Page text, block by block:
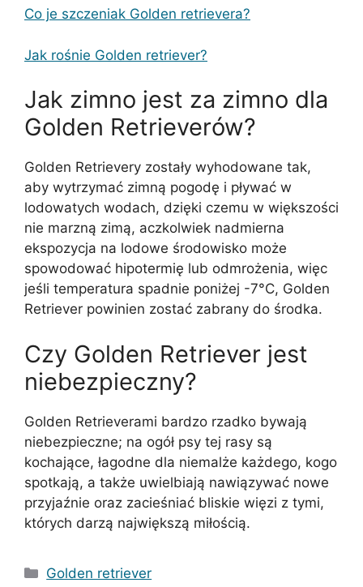
Co je szczeniak Golden retrievera?
Jak rośnie Golden retriever?
Jak zimno jest za zimno dla
Golden Retrieverów?
Golden Retrievery zostały wyhodowane tak,
aby wytrzymać zimną pogodę i pływać w
lodowatych wodach, dzięki czemu w większości
nie marzną zimą, aczkolwiek nadmierna
ekspozycja na lodowe środowisko może
spowodować hipotermię lub odmrożenia, więc
jeśli temperatura spadnie poniżej -7°C, Golden
Retriever powinien zostać zabrany do środka.
Czy Golden Retriever jest
niebezpieczny?
Golden Retrieverami bardzo rzadko bywają
niebezpieczne; na ogół psy tej rasy są
kochające, łagodne dla niemalże każdego, kogo
spotkają, a także uwielbiają nawiązywać nowe
przyjaźnie oraz zacieśniać bliskie więzi z tymi,
których darzą największą miłością.
Kategorie
Golden retriever